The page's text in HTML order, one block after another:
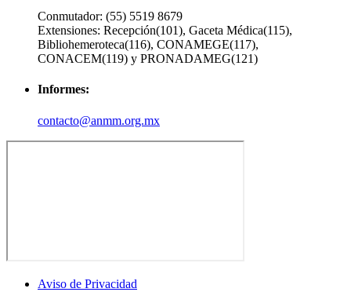
Conmutador: (55) 5519 8679
Extensiones: Recepción(101), Gaceta Médica(115),
Bibliohemeroteca(116), CONAMEGE(117),
CONACEM(119) y PRONADAMEG(121)
Informes:
contacto@anmm.org.mx
Aviso de Privacidad